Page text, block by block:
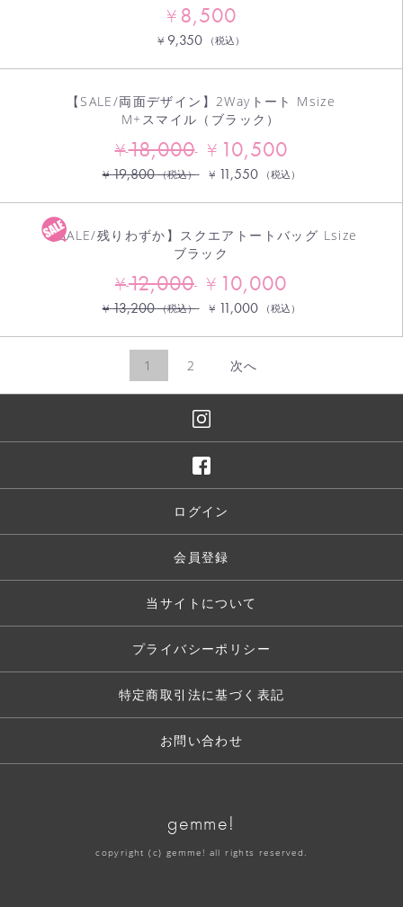
¥ 8,500
¥ 9,350 （税込）
【SALE/両面デザイン】2Wayトート Msize
M+スマイル（ブラック）
¥18,000 ¥ 10,500
¥19,800 （税込） ¥ 11,550 （税込）
【SALE/残りわずか】スクエアトートバッグ Lsize
ブラック
¥12,000 ¥ 10,000
¥13,200 （税込） ¥ 11,000 （税込）
1 2 次へ
ログイン
会員登録
当サイトについて
プライバシーポリシー
特定商取引法に基づく表記
お問い合わせ
gemme!
copyright (c) gemme! all rights reserved.